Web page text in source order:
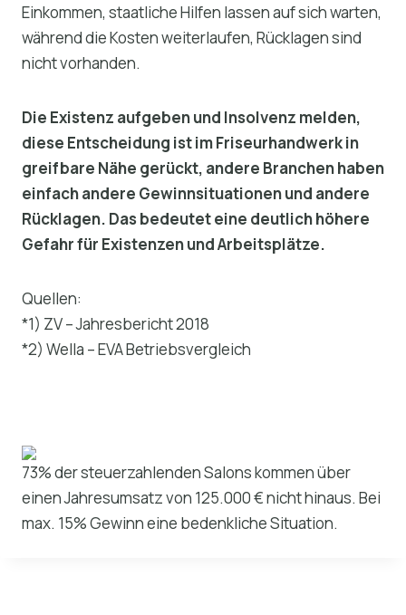
Einkommen, staatliche Hilfen lassen auf sich warten,
während die Kosten weiterlaufen, Rücklagen sind
nicht vorhanden.
Die Existenz aufgeben und Insolvenz melden,
diese Entscheidung ist im Friseurhandwerk in
greifbare Nähe gerückt, andere Branchen haben
einfach andere Gewinnsituationen und andere
Rücklagen. Das bedeutet eine deutlich höhere
Gefahr für Existenzen und Arbeitsplätze.
Quellen:
*1) ZV – Jahresbericht 2018
*2) Wella – EVA Betriebsvergleich
73% der steuerzahlenden Salons kommen über
einen Jahresumsatz von 125.000 € nicht hinaus. Bei
max. 15% Gewinn eine bedenkliche Situation.